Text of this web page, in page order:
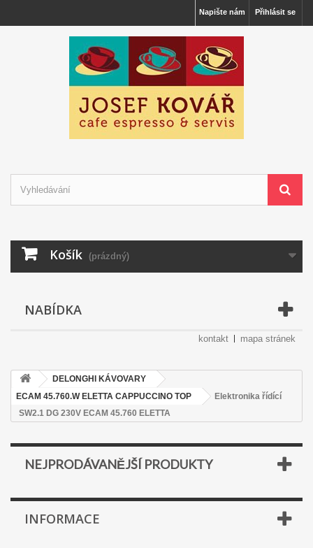
Přihlásit se
Napište nám
Košík (prázdný)
NABÍDKA
kontakt mapa stránek
DELONGHI KÁVOVARY
ECAM 45.760.W ELETTA CAPPUCCINO TOP
Elektronika řídící
SW2.1 DG 230V ECAM 45.760 ELETTA
NEJPRODÁVANĚJŠÍ PRODUKTY
INFORMACE